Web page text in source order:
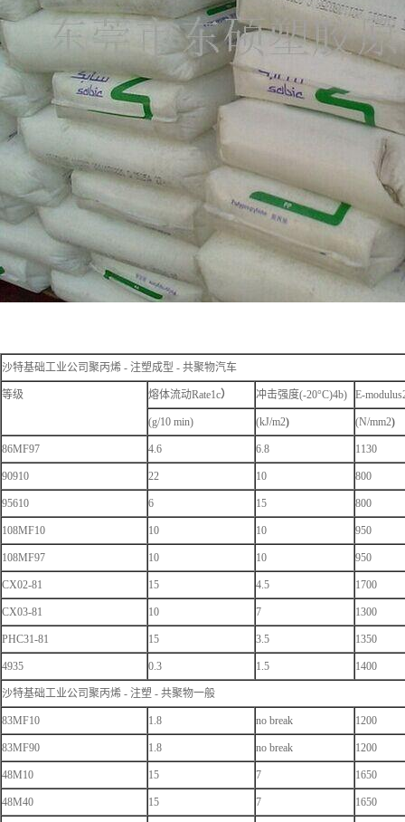
沙特基础工业公司聚丙烯 - 注塑成型 - 共聚物汽车
等级 熔体流动Rate1c） 冲击强度(-20°C)4b) E-
(g/10 min) (kJ/m2) (N/mm2)
86MF97 4.6 6.8 1130
90910 22 10 800
95610 6 15 800
108MF10 10 10 950
108MF97 10 10 950
CX02-81 15 4.5 1700
CX03-81 10 7 1300
PHC31-81 15 3.5 1350
4935 0.3 1.5 1400
沙特基础工业公司聚丙烯 - 注塑 - 共聚物一般
83MF10 1.8 no break 1200
83MF90 1.8 no break 1200
48M10 15 7 1650
48M40 15 7 1650